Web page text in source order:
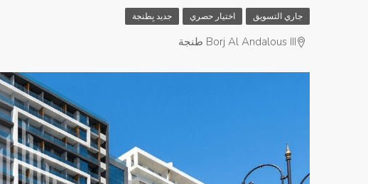
جاري التسويق اختيار حصري جديد بِطنجة
Borj Al Andalous III طنجة